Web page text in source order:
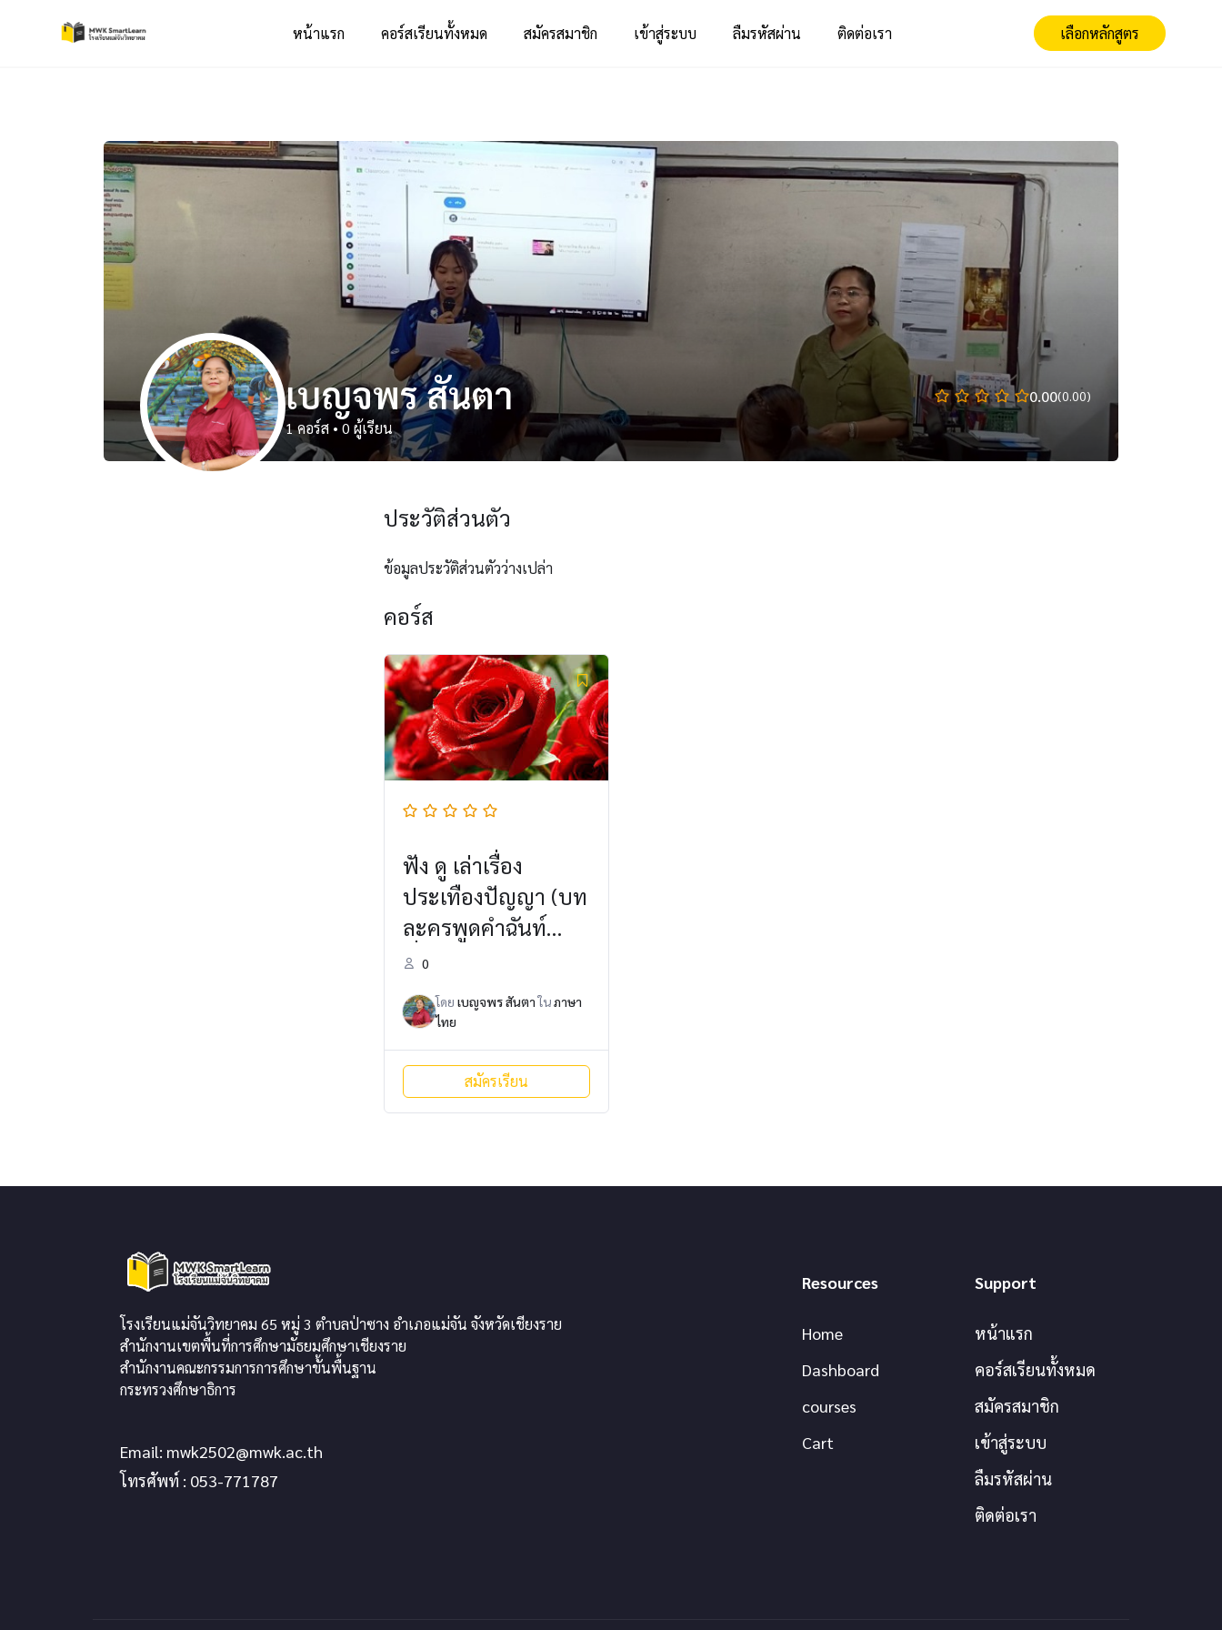
หน้าแรก คอร์สเรียนทั้งหมด สมัครสมาชิก เข้าสู่ระบบ ลืมรหัสผ่าน ติดต่อเรา เลือกหลักสูตร
เบญจพร สันตา
1คอร์ส • 0 ผู้เรียน
0.00(0.00)
ประวัติส่วนตัว
ข้อมูลประวัติส่วนตัวว่างเปล่า
คอร์ส
ฟัง ดู เล่าเรื่อง
ประเทืองปัญญา (บท
ละครพูดคำฉันท์
เรื่อง มัทนะพาธา)
0
โดย เบญจพร สันตาในภาษา
ไทย
สมัครเรียน
โรงเรียนแม่จันวิทยาคม 65 หมู่ 3 ตำบลป่าซาง อำเภอแม่จัน จังหวัดเชียงราย
สำนักงานเขตพื้นที่การศึกษามัธยมศึกษาเชียงราย
สำนักงานคณะกรรมการการศึกษาขั้นพื้นฐาน
กระทรวงศึกษาธิการ
Email: mwk2502@mwk.ac.th
โทรศัพท์ : 053-771787
Resources
Home
Dashboard
courses
Cart
Support
หน้าแรก
คอร์สเรียนทั้งหมด
สมัครสมาชิก
เข้าสู่ระบบ
ลืมรหัสผ่าน
ติดต่อเรา